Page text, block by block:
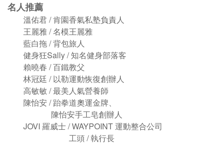
名人推薦
溫佑君 / 肯園香氣私塾負責人
王麗雅 / 名模王麗雅
藍白拖 / 背包旅人
健身狂Sally / 知名健身部落客
賴曉春 / 百鐵教父
林冠廷 / 以勒運動恢復創辦人
高敏敏 / 最美人氣營養師
陳怡安 / 跆拳道奧運金牌、
陳怡安手工皂創辦人
JOVI 羅威士 / WAYPOINT 運動整合公司
工頭 / 執行長